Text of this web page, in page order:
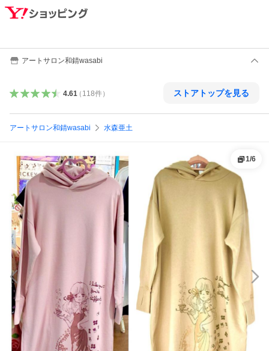
アートサロン和錆wasabi
4.61（ 118件） ストアトップを見る
アートサロン和錆wasabi 水森亜土
1/6